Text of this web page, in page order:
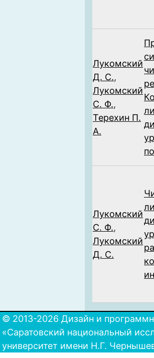
Лукомский
Д. С.,
Лукомский
С. Ф.,
Терехин П.
А.
Лукомский
С. Ф.,
Лукомский
Д. С.
© 2013-2026 Дизайн и
«Саратовский национальный
университет имени Н.Г.